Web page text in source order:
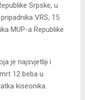
Srpske, u
VRS, 15
MUP-a Republike
je najsvjetliji i
12 beba u
kiseonika.